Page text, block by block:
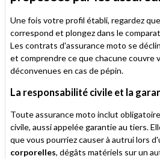
Une fois votre profil établi, regardez
correspond et plongez dans le
Les contrats d'assurance moto se
et comprendre ce que chacune couvre
déconvenues en cas de pépin.
La responsabilité civile et la
Toute assurance moto inclut
civile, aussi appelée garantie au tiers.
que vous pourriez causer à autrui lors
corporelles, dégâts matériels sur un